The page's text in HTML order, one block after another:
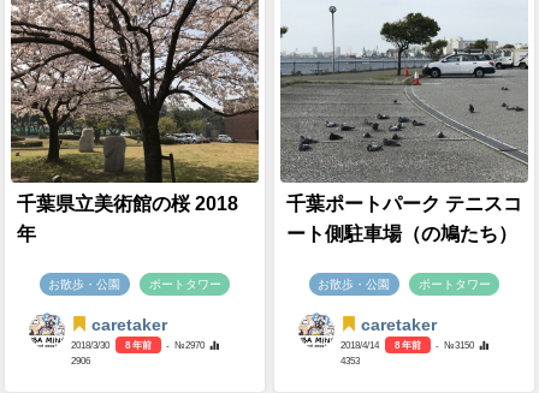
千葉県立美術館の桜 2018
年
お散歩・公園 ポートタワー
caretaker
2018/3/30 8 年前
- №2970
2906
千葉ポートパーク テニスコ
ート側駐車場（の鳩たち）
お散歩・公園 ポートタワー
caretaker
2018/4/14 8 年前
- №3150
4353